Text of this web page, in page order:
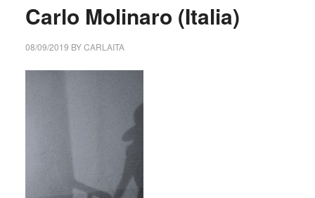
Carlo Molinaro (Italia)
08/09/2019 BYCARLAITA